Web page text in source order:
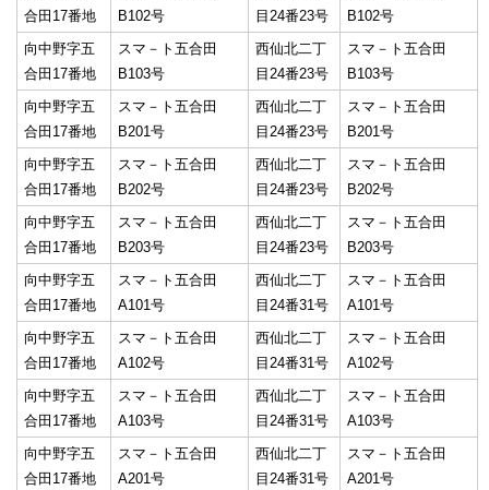
合田17番地
B102号
目24番23号
B102号
向中野字五
合田17番地
スマ－ト五合田
B103号
西仙北二丁
目24番23号
スマ－ト五合田
B103号
向中野字五
合田17番地
スマ－ト五合田
B201号
西仙北二丁
目24番23号
スマ－ト五合田
B201号
向中野字五
合田17番地
スマ－ト五合田
B202号
西仙北二丁
目24番23号
スマ－ト五合田
B202号
向中野字五
合田17番地
スマ－ト五合田
B203号
西仙北二丁
目24番23号
スマ－ト五合田
B203号
向中野字五
合田17番地
スマ－ト五合田
A101号
西仙北二丁
目24番31号
スマ－ト五合田
A101号
向中野字五
合田17番地
スマ－ト五合田
A102号
西仙北二丁
目24番31号
スマ－ト五合田
A102号
向中野字五
合田17番地
スマ－ト五合田
A103号
西仙北二丁
目24番31号
スマ－ト五合田
A103号
向中野字五
合田17番地
スマ－ト五合田
A201号
西仙北二丁
目24番31号
スマ－ト五合田
A201号